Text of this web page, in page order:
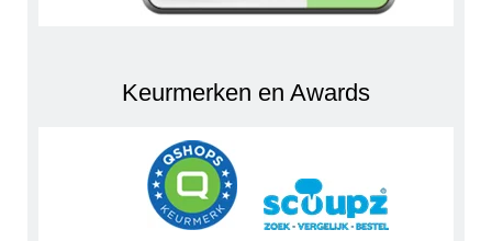
Keurmerken en Awards